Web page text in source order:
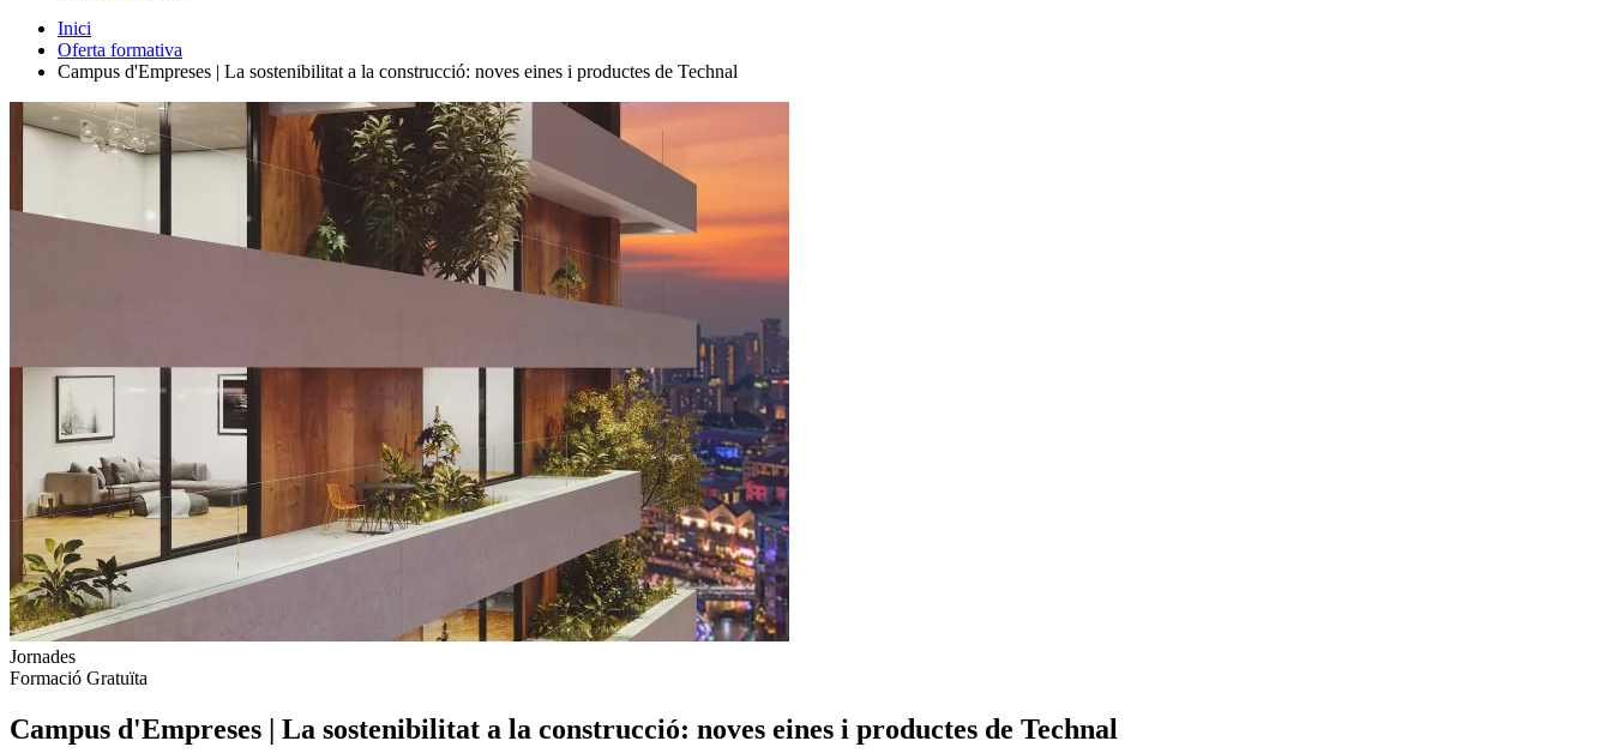
Inici
Oferta formativa
Campus d'Empreses | La sostenibilitat a la construcció: noves eines i productes de Technal
Jornades
Formació Gratuïta
Campus d'Empreses | La sostenibilitat a la construcció: noves eines i productes de Technal